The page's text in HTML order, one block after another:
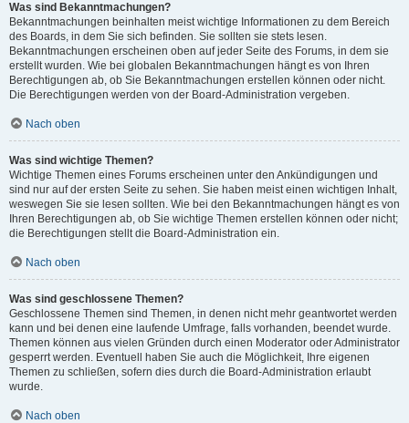
Was sind Bekanntmachungen?
Bekanntmachungen beinhalten meist wichtige Informationen zu dem Bereich
des Boards, in dem Sie sich befinden. Sie sollten sie stets lesen.
Bekanntmachungen erscheinen oben auf jeder Seite des Forums, in dem sie
erstellt wurden. Wie bei globalen Bekanntmachungen hängt es von Ihren
Berechtigungen ab, ob Sie Bekanntmachungen erstellen können oder nicht.
Die Berechtigungen werden von der Board-Administration vergeben.
Nach oben
Was sind wichtige Themen?
Wichtige Themen eines Forums erscheinen unter den Ankündigungen und
sind nur auf der ersten Seite zu sehen. Sie haben meist einen wichtigen Inhalt,
weswegen Sie sie lesen sollten. Wie bei den Bekanntmachungen hängt es von
Ihren Berechtigungen ab, ob Sie wichtige Themen erstellen können oder nicht;
die Berechtigungen stellt die Board-Administration ein.
Nach oben
Was sind geschlossene Themen?
Geschlossene Themen sind Themen, in denen nicht mehr geantwortet werden
kann und bei denen eine laufende Umfrage, falls vorhanden, beendet wurde.
Themen können aus vielen Gründen durch einen Moderator oder Administrator
gesperrt werden. Eventuell haben Sie auch die Möglichkeit, Ihre eigenen
Themen zu schließen, sofern dies durch die Board-Administration erlaubt
wurde.
Nach oben